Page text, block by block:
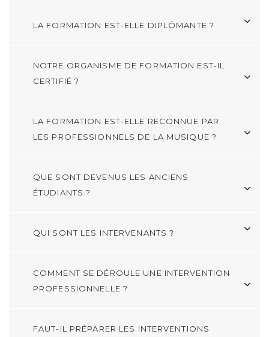
LA FORMATION EST-ELLE DIPLÔMANTE ?
NOTRE ORGANISME DE FORMATION EST-IL
CERTIFIÉ ?
LA FORMATION EST-ELLE RECONNUE PAR
LES PROFESSIONNELS DE LA MUSIQUE ?
QUE SONT DEVENUS LES ANCIENS
ÉTUDIANTS ?
QUI SONT LES INTERVENANTS ?
COMMENT SE DÉROULE UNE INTERVENTION
PROFESSIONNELLE ?
FAUT-IL PRÉPARER LES INTERVENTIONS